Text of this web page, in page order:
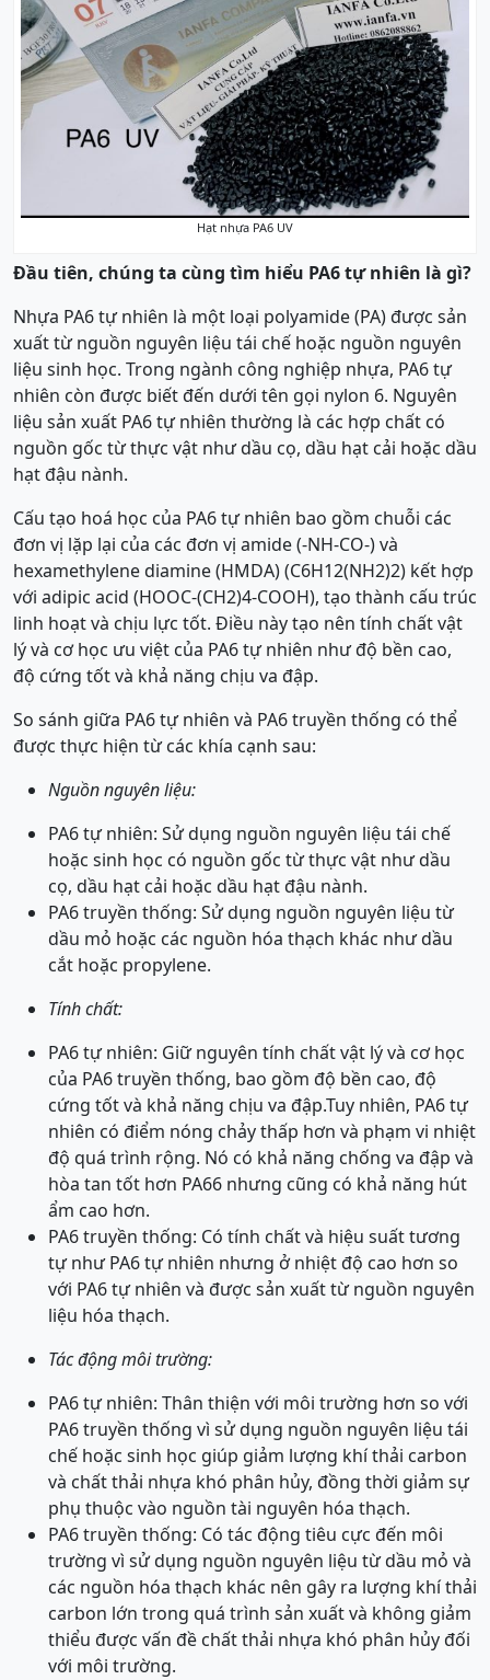
Hạt nhựa PA6 UV
Đầu tiên, chúng ta cùng tìm hiểu PA6 tự nhiên là gì?
Nhựa PA6 tự nhiên là một loại polyamide (PA) được sản
xuất từ nguồn nguyên liệu tái chế hoặc nguồn nguyên
liệu sinh học. Trong ngành công nghiệp nhựa, PA6 tự
nhiên còn được biết đến dưới tên gọi nylon 6. Nguyên
liệu sản xuất PA6 tự nhiên thường là các hợp chất có
nguồn gốc từ thực vật như dầu cọ, dầu hạt cải hoặc dầu
hạt đậu nành.
Cấu tạo hoá học của PA6 tự nhiên bao gồm chuỗi các
đơn vị lặp lại của các đơn vị amide (-NH-CO-) và
hexamethylene diamine (HMDA) (C6H12(NH2)2) kết hợp
với adipic acid (HOOC-(CH2)4-COOH), tạo thành cấu trúc
linh hoạt và chịu lực tốt. Điều này tạo nên tính chất vật
lý và cơ học ưu việt của PA6 tự nhiên như độ bền cao,
độ cứng tốt và khả năng chịu va đập.
So sánh giữa PA6 tự nhiên và PA6 truyền thống có thể
được thực hiện từ các khía cạnh sau:
Nguồn nguyên liệu:
PA6 tự nhiên: Sử dụng nguồn nguyên liệu tái chế
hoặc sinh học có nguồn gốc từ thực vật như dầu
cọ, dầu hạt cải hoặc dầu hạt đậu nành.
PA6 truyền thống: Sử dụng nguồn nguyên liệu từ
dầu mỏ hoặc các nguồn hóa thạch khác như dầu
cắt hoặc propylene.
Tính chất:
PA6 tự nhiên: Giữ nguyên tính chất vật lý và cơ học
của PA6 truyền thống, bao gồm độ bền cao, độ
cứng tốt và khả năng chịu va đập.Tuy nhiên, PA6 tự
nhiên có điểm nóng chảy thấp hơn và phạm vi nhiệt
độ quá trình rộng. Nó có khả năng chống va đập và
hòa tan tốt hơn PA66 nhưng cũng có khả năng hút
ẩm cao hơn.
PA6 truyền thống: Có tính chất và hiệu suất tương
tự như PA6 tự nhiên nhưng ở nhiệt độ cao hơn so
với PA6 tự nhiên và được sản xuất từ nguồn nguyên
liệu hóa thạch.
Tác động môi trường:
PA6 tự nhiên: Thân thiện với môi trường hơn so với
PA6 truyền thống vì sử dụng nguồn nguyên liệu tái
chế hoặc sinh học giúp giảm lượng khí thải carbon
và chất thải nhựa khó phân hủy, đồng thời giảm sự
phụ thuộc vào nguồn tài nguyên hóa thạch.
PA6 truyền thống: Có tác động tiêu cực đến môi
trường vì sử dụng nguồn nguyên liệu từ dầu mỏ và
các nguồn hóa thạch khác nên gây ra lượng khí thải
carbon lớn trong quá trình sản xuất và không giảm
thiểu được vấn đề chất thải nhựa khó phân hủy đối
với môi trường.